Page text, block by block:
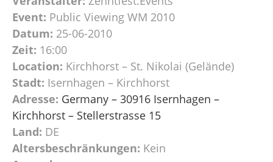
Event: Public Viewing WM 2010
Datum: 25-06-2010
Zeit: 16:00
Location: Kirchhorst – St. Nikolai (Gelände)
Stadt: Isernhagen – Kirchhorst
Adresse: Germany – 30916 Isernhagen –
Kirchhorst – Stellerstrasse 15
Land: DE
Altersbeschränkungen: Kein